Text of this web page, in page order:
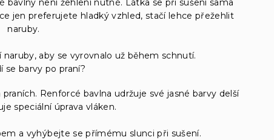
není žehlení nutné. Látka se při sušení sama
jen preferujete hladký vzhled, stačí lehce přežehlit
naruby.
aby se vyrovnalo už během schnutí.
se barvy po praní?
Renforcé bavlna udržuje své jasné barvy delší
speciální úprava vláken.
a vyhýbejte se přímému slunci při sušení.